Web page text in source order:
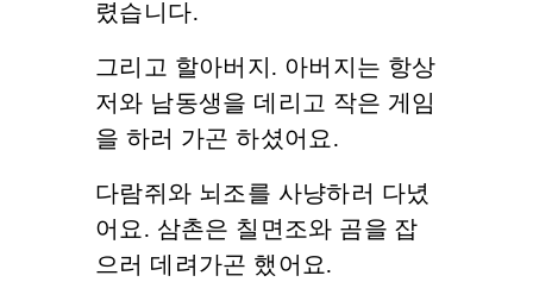
렸습니다.
그리고 할아버지. 아버지는 항상
저와 남동생을 데리고 작은 게임
을 하러 가곤 하셨어요.
다람쥐와 뇌조를 사냥하러 다녔
어요. 삼촌은 칠면조와 곰을 잡
으러 데려가곤 했어요.